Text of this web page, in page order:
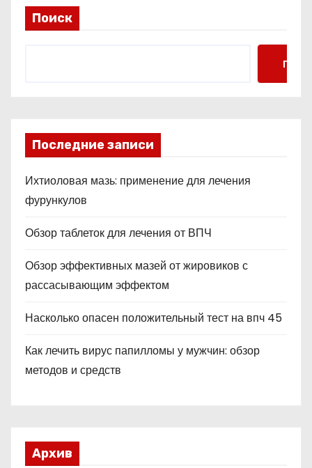
Поиск
Поиск
Последние записи
Ихтиоловая мазь: применение для лечения
фурункулов
Обзор таблеток для лечения от ВПЧ
Обзор эффективных мазей от жировиков с
рассасывающим эффектом
Насколько опасен положительный тест на впч 45
Как лечить вирус папилломы у мужчин: обзор
методов и средств
Архив